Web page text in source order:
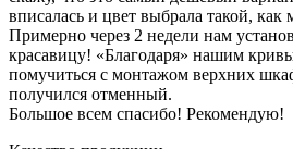
вписалась и цвет выбрала такой, как
Примерно через 2 недели нам
красавицу! «Благодаря» нашим
помучиться с монтажом верхних
получился отменный.
Большое всем спасибо! Рекомендую!